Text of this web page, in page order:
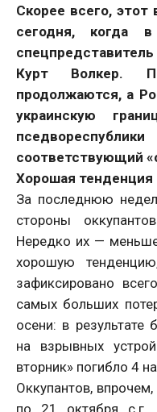
Скорее всего, этот
сегодня, когда
Курт Волкер.
продолжаются, а
украинскую
соответствующий
Хорошая тенденция
За последнюю
стороны
Нередко их —
хорошую
зафиксировано
самых больших
осени: в
на взрывных
вторник» погибло 4
Оккупантов,
по 21 октября с.г.